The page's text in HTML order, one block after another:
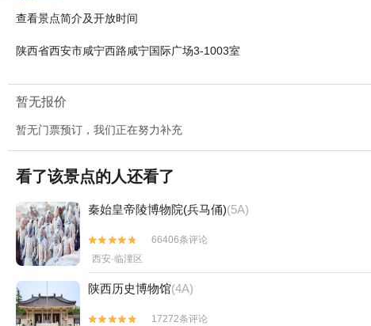
查看景点简介及开放时间
陕西省西安市咸宁西路咸宁国际广场3-1003室
暂无报价
暂无门票预订，我们正在努力补充
看了该景点的人还看了
秦始皇帝陵博物院(兵马俑)(5A)


66406条评论
西安·临潼区
陕西历史博物馆(4A)


17272条评论